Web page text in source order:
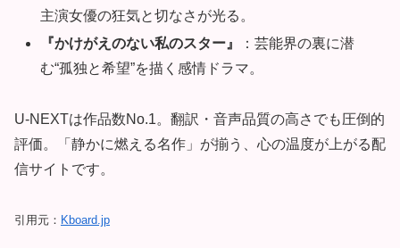
主演女優の狂気と切なさが光る。
『かけがえのない私のスター』
：芸能界の裏に潜
む“孤独と希望”を描く感情ドラマ。
U-NEXTは作品数No.1。翻訳・音声品質の高さでも圧倒的
評価。「静かに燃える名作」が揃う、心の温度が上がる配
信サイトです。
引用元： Kboard.jp